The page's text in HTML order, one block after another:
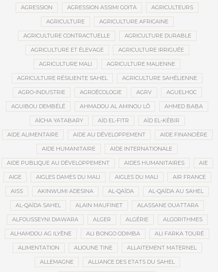
AGRESSION AGRESSION ASSIMI GOITA AGRICULTEURS
AGRICULTURE AGRICULTURE AFRICAINE
AGRICULTURE CONTRACTUELLE AGRICULTURE DURABLE
AGRICULTURE ET ÉLEVAGE AGRICULTURE IRRIGUÉE
AGRICULTURE MALI AGRICULTURE MALIENNE
AGRICULTURE RÉSILIENTE SAHEL AGRICULTURE SAHÉLIENNE
AGRO-INDUSTRIE AGROÉCOLOGIE AGRV AGUELHOC
AGUIBOU DEMBÉLÉ AHMADOU AL AMINOU LÔ AHMED BABA
AÏCHA YATABARY AÏD EL-FITR AÏD EL-KÉBIR
AIDE ALIMENTAIRE AIDE AU DÉVELOPPEMENT AIDE FINANCIÈRE
AIDE HUMANITAIRE AIDE INTERNATIONALE
AIDE PUBLIQUE AU DÉVELOPPEMENT AIDES HUMANITAIRES AIE
AIGE AIGLES DAMES DU MALI AIGLES DU MALI AIR FRANCE
AISS AKINWUMI ADESINA AL-QAÏDA AL-QAÏDA AU SAHEL
AL-QAÏDA SAHEL ALAIN MAUFINET ALASSANE OUATTARA
ALFOUSSEYNI DIAWARA ALGER ALGÉRIE ALGORITHMES
ALHAMDOU AG ILYÈNE ALI BONGO ODIMBA ALI FARKA TOURÉ
ALIMENTATION ALIOUNE TINE ALLAITEMENT MATERNEL
ALLEMAGNE ALLIANCE DES ETATS DU SAHEL